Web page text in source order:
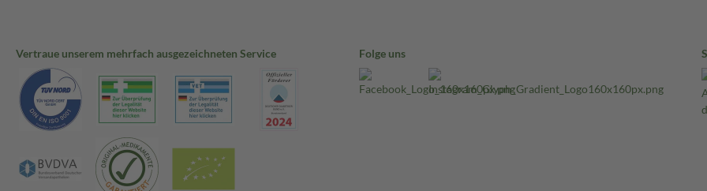
Vertraue unserem mehrfach ausgezeichneten Service Folge uns